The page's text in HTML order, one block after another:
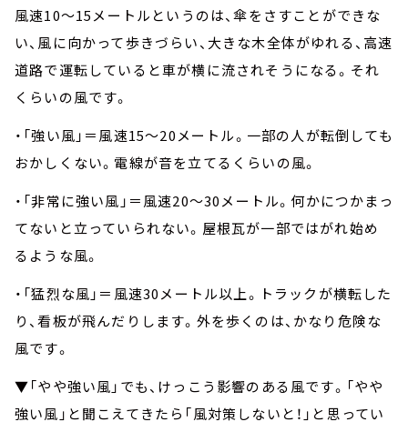
風速10～15メートルというのは、傘をさすことができな
い、風に向かって歩きづらい、大きな木全体がゆれる、高速
道路で運転していると車が横に流されそうになる。それ
くらいの風です。
・「強い風」＝風速15～20メートル。一部の人が転倒しても
おかしくない。電線が音を立てるくらいの風。
・「非常に強い風」＝風速20～30メートル。何かにつかまっ
てないと立っていられない。屋根瓦が一部ではがれ始め
るような風。
・「猛烈な風」＝風速30メートル以上。トラックが横転した
り、看板が飛んだりします。外を歩くのは、かなり危険な
風です。
▼「やや強い風」でも、けっこう影響のある風です。「やや
強い風」と聞こえてきたら「風対策しないと！」と思ってい